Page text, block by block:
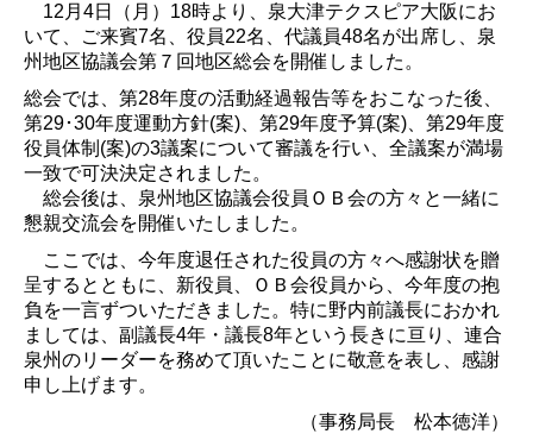
12 月 4日（月） 18時より、泉大津テクスピア大阪にお
いて、ご来賓7名、役員22名、代議員48名が出席し、泉
州地区協議会第７回地区総会を開催しました。
総会では、第28年度の活動経過報告等をおこなった後、
第29･30年度運動方針(案) 、第29年度予算(案) 、第29年度
役員体制 (案)の3議案について審議を行い、全議案が満場
一致で可決決定されました。
総会後は、泉州地区協議会役員ＯＢ会の方々と一緒に
懇親交流会を開催いたしました。
ここでは、今年度退任された役員の方々へ感謝状を贈
呈するとともに、 新役員、ＯＢ会役員から、今年度の抱
負を一言ずついただきました。特に野内前議長におかれ
ましては、副議長4年・議長8年という長きに亘り、連合
泉州のリーダーを務めて頂いたことに敬意を表し、感謝
申し上げます。
（事務局長 松本徳洋）